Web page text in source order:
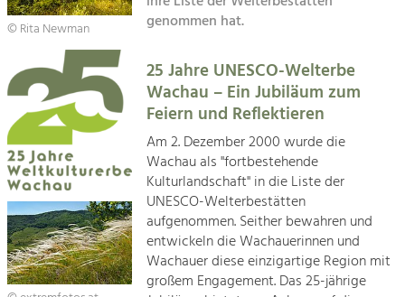
Impressum
Kontakt
Tourism
Offer Development and Positioning
Art & Culture
Crafts, Science and Research.
Social Affairs, Education
& Identity
Equality, Youth and Integration.
Mobility & Energy
© Rita Newman
genommen hat.
25 Jahre UNESCO-Welterbe
Wachau – Ein Jubiläum zum
Feiern und Reflektieren
Am 2. Dezember 2000 wurde die
Wachau als "fortbestehende
Kulturlandschaft" in die Liste der
UNESCO-Welterbestätten
aufgenommen. Seither bewahren und
entwickeln die Wachauerinnen und
Wachauer diese einzigartige Region mit
großem Engagement. Das 25-jährige